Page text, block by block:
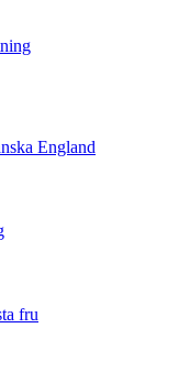
England
fru